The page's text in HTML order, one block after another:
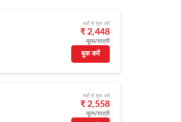
यहाँ से शुरू करें
₹ 2,448
मूल्य/यात्री
बुक करें
यहाँ से शुरू करें
₹ 2,558
मूल्य/यात्री